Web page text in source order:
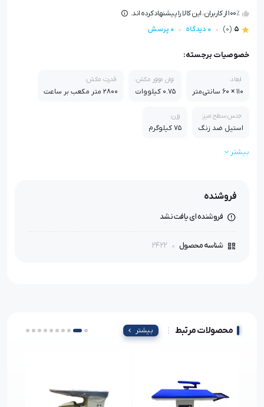
100٪ از کاربران، این کالا را پیشنهاد کرده اند.
5
(0) 0 دیدگاه 0 پرسش
خصوصیات برجسته:
ابعاد:
110 × 60 سانتی‌متر
توان موتور مکش:
0.75 کیلووات
قدرت مکش:
2800 متر مکعب بر ساعت
جنس سطح میز:
استیل ضد زنگ
وزن:
75 کیلوگرم
بیشتر
فروشنده
فروشنده ای یافت نشد
شناسه محصول 2422
محصولات مرتبط بیشتر